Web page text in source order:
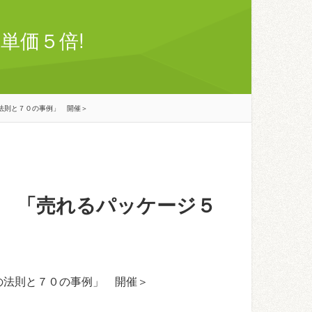
価５倍!
則と７０の事例」 開催＞
売れるパッケージ５
則と７０の事例」 開催＞